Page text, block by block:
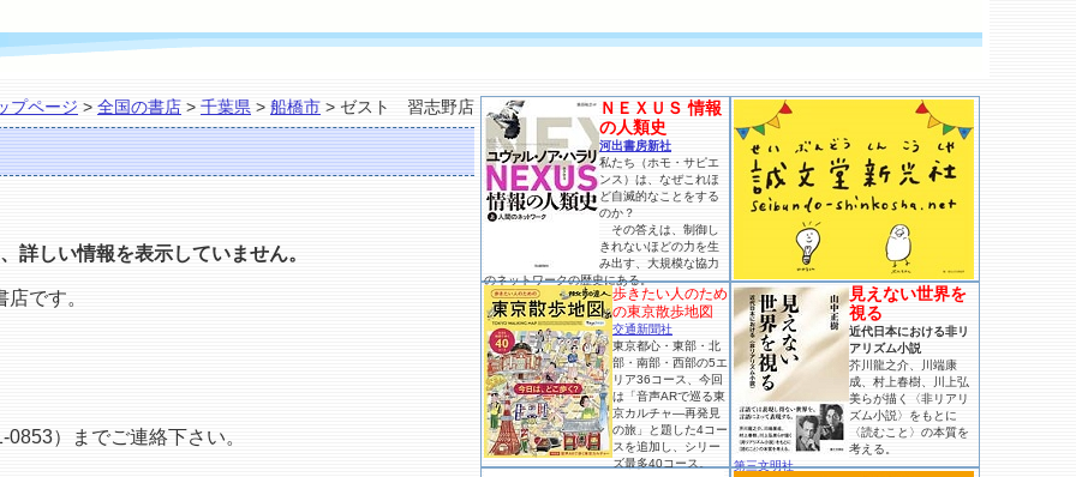
プページ > 全国の書店 > 千葉県 > 船橋市 > ゼスト 習志野店
詳しい情報を表示していません。
です。
）までご連絡下さい。
ＮＥＸＵＳ 情報
の人類史
河出書房新社
私たち（ホモ・サピエ
ンス）は、なぜこれほ
ど自滅的なことをする
のか？
その答えは、制御し
きれないほどの力を生
み出す、大規模な協力
のネットワークの歴史にある。
歩きたい人のため
の東京散歩地図
交通新聞社
東京都心・東部・北
部・南部・西部の5エ
リア36コース、今回
は「音声ARで巡る東
京カルチャ―再発見
の旅」と題した4コー
スを追加し、シリー
ズ最多40コース。
見えない世界を
視る
近代日本における非リ
アリズム小説
芥川龍之介、川端康
成、村上春樹、川上弘
美らが描く〈非リアリ
ズム小説〉をもとに
〈読むこと〉の本質を
考える。
第三文明社